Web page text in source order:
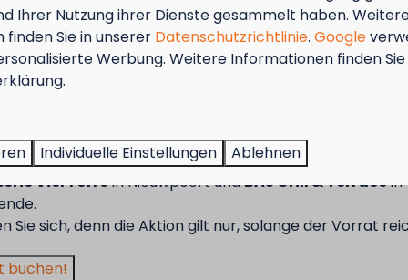
Mehr
Mieten Sie Ihr
Von
zu City- und
für jeden das
Im Park
= Muschelmonat!
Muscheln für 2 Personen!
gilt in den Restaurants des Kompas Beach Resorts:
VierTorrein Nieuwpoort undBAS Grill & Terracein
Sie sich, denn die Aktion gilt nur, solange der Vorrat
buchen!
Ihrer Nutzung ihrer Dienste gesammelt haben.
Sie in unserer Datenschutzrichtlinie. Google
Werbung. Weitere Informationen finden
Individuelle Einstellungen Ablehnen